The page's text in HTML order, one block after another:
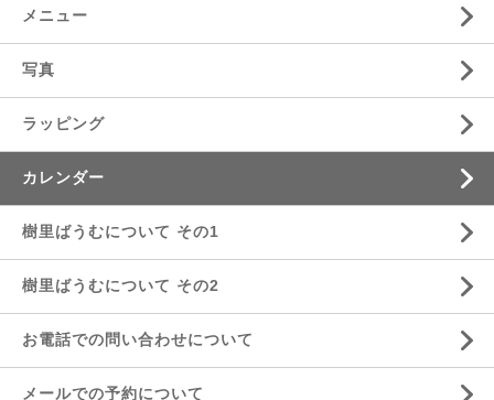
メニュー
写真
ラッピング
カレンダー
樹里ばうむについて その1
樹里ばうむについて その2
お電話での問い合わせについて
メールでの予約について